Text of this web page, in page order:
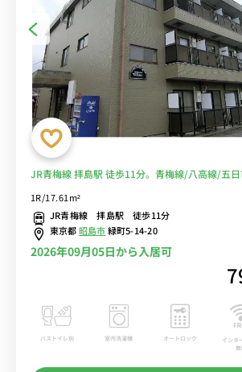
JR青梅線 拝島駅 徒歩11分。青梅線/八高線/五日
1R/17.61m²
JR青梅線 拝島駅 徒歩11分
東京都昭島市緑町5-14-20
2026年09月05日から入居可
バストイレ別 室内洗濯機 オートロック
インタ